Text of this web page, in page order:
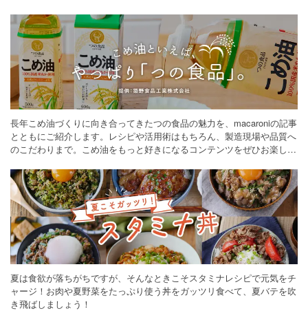
長年こめ油づくりに向き合ってきたつの食品の魅力を、macaroniの記事
とともにご紹介します。レシピや活用術はもちろん、製造現場や品質へ
のこだわりまで。こめ油をもっと好きになるコンテンツをぜひお楽しみ
夏は食欲が落ちがちですが、そんなときこそスタミナレシピで元気をチ
ャージ！お肉や夏野菜をたっぷり使う丼をガッツリ食べて、夏バテを吹
き飛ばしましょう！